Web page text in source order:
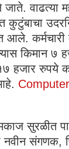
वाढत्या
कुटुंबाचा
आले. कर्मचारी
किमान ७
हजार रुपये
सुरळीत
नवीन